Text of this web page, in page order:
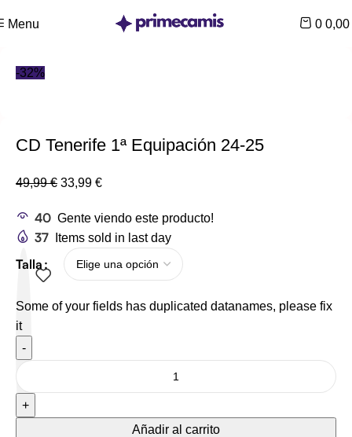
Menu
0 0,00
-32%
CD Tenerife 1ª Equipación 24-25
49,99€ 33,99 €
40 Gente viendo este producto!
37 Items sold in last day
Talla
Some of your fields has duplicated datanames, please fix
it
Añadir al carrito